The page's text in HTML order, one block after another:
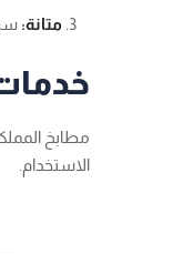
متانة:
مطابخ
الاستخدام.